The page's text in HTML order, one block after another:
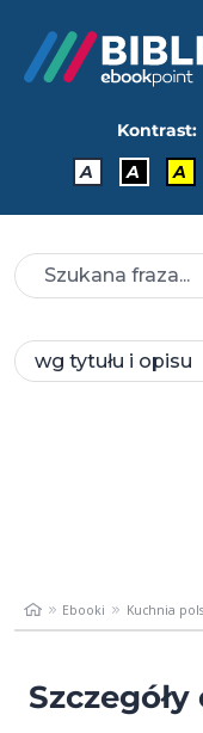
Kontrast:
A
A A
Ebooki Kuchnia